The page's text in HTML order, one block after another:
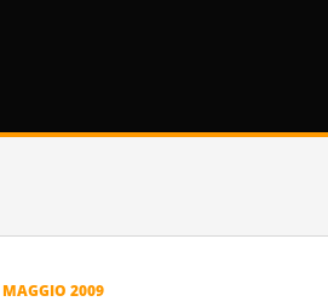
2009